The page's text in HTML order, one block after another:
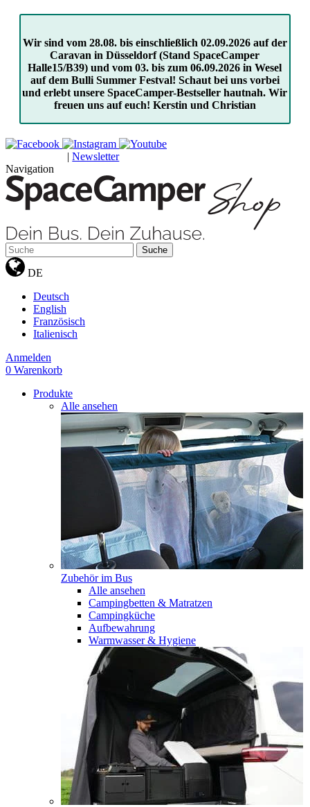
Wir sind vom 28.08. bis einschließlich 02.09.2026 auf der
Caravan in Düsseldorf (Stand SpaceCamper
Halle15/B39) und vom 03. bis zum 06.09.2026 in Wesel
auf dem Bulli Summer Festval! Schaut bei uns vorbei
und erlebt unsere SpaceCamper-Bestseller hautnah. Wir
freuen uns auf euch! Kerstin und Christian
| Newsletter
Navigation
Suche
DE
Deutsch
English
Französisch
Italienisch
Anmelden
0 Warenkorb
Produkte
Alle ansehen
Zubehör im Bus
Alle ansehen
Campingbetten & Matratzen
Campingküche
Aufbewahrung
Warmwasser & Hygiene